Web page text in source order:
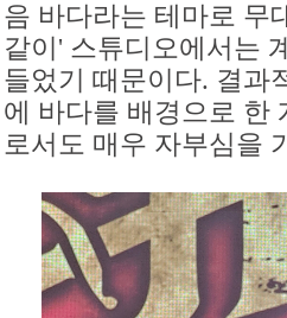
음 바다라는 테마로 무
같이' 스튜디오에서는
들었기 때문이다. 결과
에 바다를 배경으로 한
로서도 매우 자부심을